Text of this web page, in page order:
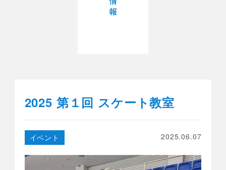
2025 第１回 スケート教室
2025.06.07
イベント